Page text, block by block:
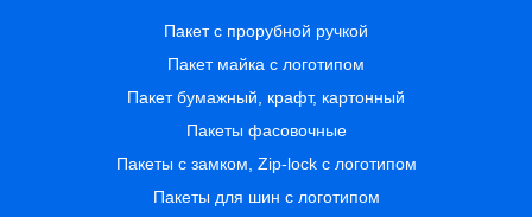
Пакет с прорубной ручкой
Пакет майка с логотипом
Пакет бумажный, крафт, картонный
Пакеты фасовочные
Пакеты с замком, Zip-lock с логотипом
Пакеты для шин с логотипом